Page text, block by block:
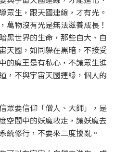
眾生，跟天國連線，才有光。
萬物沒有光是無法滋養成長！
黑世界的生命，那些自大、自
天國，如同躲在黑暗，不接受
的魔王是有私心，不讓眾生進
，不與宇宙天國連線，個人的
眾要信仰「僧人、大師」，是
空間中的妖魔收走，讓妖魔去
統修行，不要來二度擾亂。